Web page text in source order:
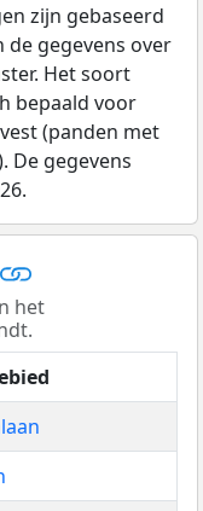
zijn gebaseerd
gegevens over
Het soort
bepaald voor
(panden met
De gegevens
het